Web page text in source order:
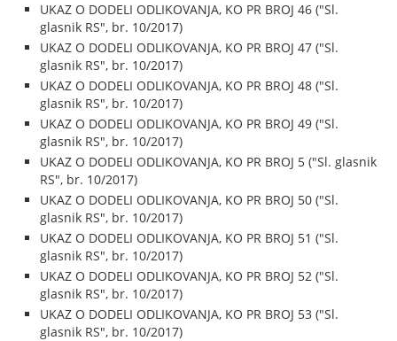
UKAZ O DODELI ODLIKOVANJA, KO PR BROJ 46 ("Sl.
glasnik RS", br. 10/2017)
UKAZ O DODELI ODLIKOVANJA, KO PR BROJ 47 ("Sl.
glasnik RS", br. 10/2017)
UKAZ O DODELI ODLIKOVANJA, KO PR BROJ 48 ("Sl.
glasnik RS", br. 10/2017)
UKAZ O DODELI ODLIKOVANJA, KO PR BROJ 49 ("Sl.
glasnik RS", br. 10/2017)
UKAZ O DODELI ODLIKOVANJA, KO PR BROJ 5 ("Sl. glasnik
RS", br. 10/2017)
UKAZ O DODELI ODLIKOVANJA, KO PR BROJ 50 ("Sl.
glasnik RS", br. 10/2017)
UKAZ O DODELI ODLIKOVANJA, KO PR BROJ 51 ("Sl.
glasnik RS", br. 10/2017)
UKAZ O DODELI ODLIKOVANJA, KO PR BROJ 52 ("Sl.
glasnik RS", br. 10/2017)
UKAZ O DODELI ODLIKOVANJA, KO PR BROJ 53 ("Sl.
glasnik RS", br. 10/2017)